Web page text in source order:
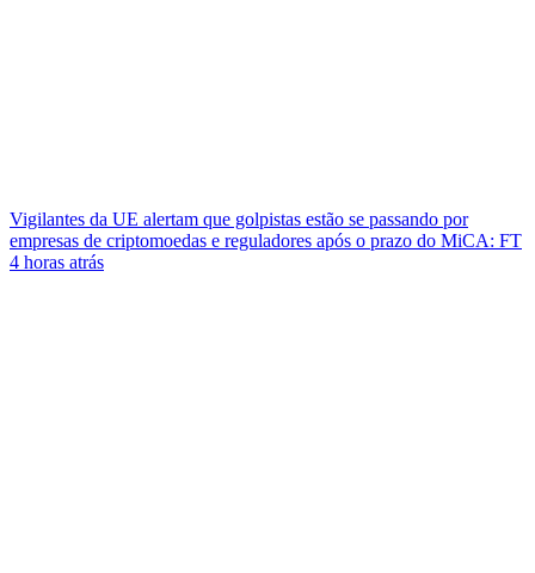
Vigilantes da UE alertam que golpistas estão se passando por
empresas de criptomoedas e reguladores após o prazo do MiCA: FT
4 horas atrás